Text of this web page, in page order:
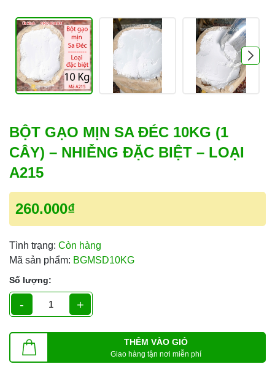
BỘT GẠO MỊN SA ĐÉC 10KG (1
CÂY) – NHIỄNG ĐẶC BIỆT – LOẠI
A215
260.000₫
Tình trạng: Còn hàng
Mã sản phẩm: BGMSD10KG
Số lượng:
- +
THÊM VÀO GIỎ
Giao hàng tận nơi miễn phí